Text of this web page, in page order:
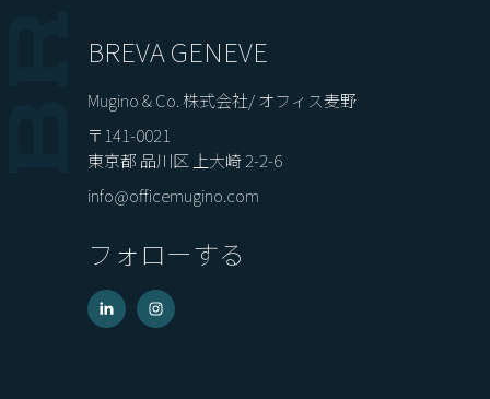
BREVA GENEVE
Mugino & Co. 株式会社/ オフィス麦野
〒141-0021
東京都 品川区 上大崎 2-2-6
info@officemugino.com
フォローする